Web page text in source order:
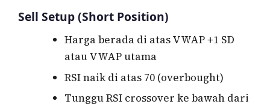
Sell Setup (Short Position)
Harga berada di atas VWAP +1 SD
atau VWAP utama
RSI naik di atas 70 (overbought)
Tunggu RSI crossover ke bawah dari